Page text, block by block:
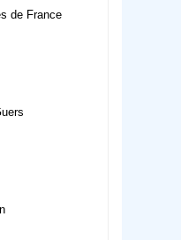
de France